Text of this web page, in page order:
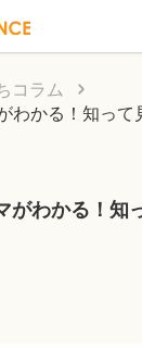
コラム
わかる！知って
がわかる！知